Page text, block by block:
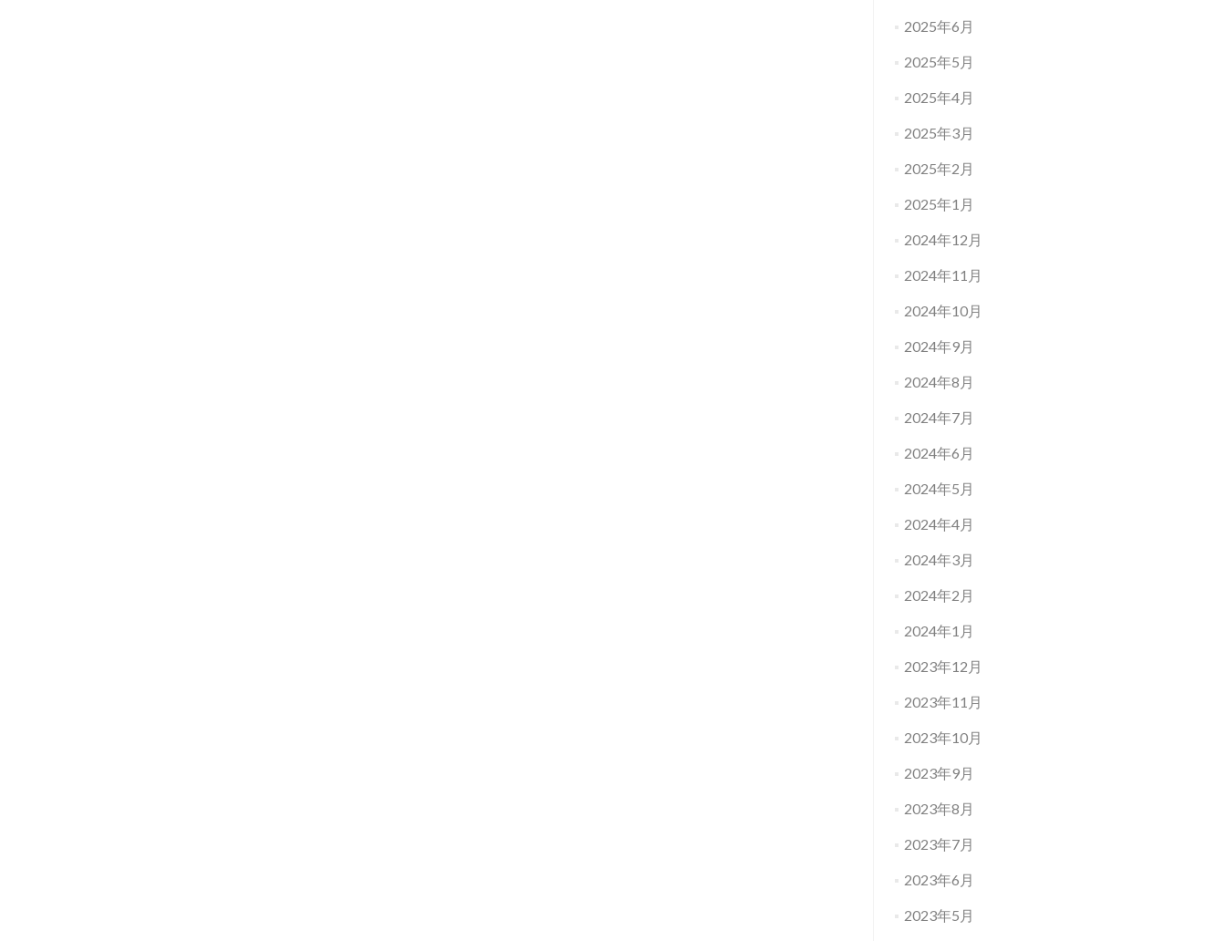
2025年6月
2025年5月
2025年4月
2025年3月
2025年2月
2025年1月
2024年12月
2024年11月
2024年10月
2024年9月
2024年8月
2024年7月
2024年6月
2024年5月
2024年4月
2024年3月
2024年2月
2024年1月
2023年12月
2023年11月
2023年10月
2023年9月
2023年8月
2023年7月
2023年6月
2023年5月